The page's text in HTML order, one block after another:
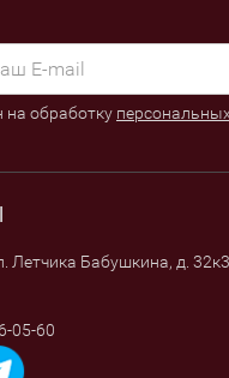
на обработку
Летчика Бабушкина, д. 32к3.
05-60